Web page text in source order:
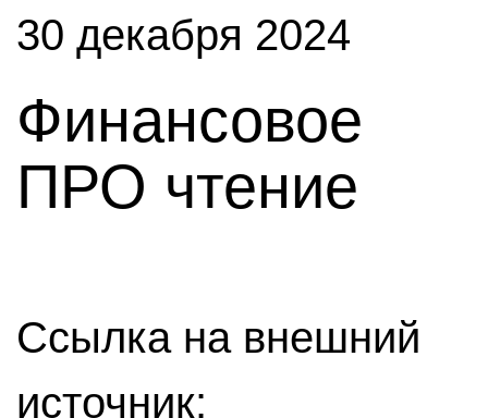
30 декабря 2024
Финансовое
ПРО чтение
Ссылка на внешний
источник: